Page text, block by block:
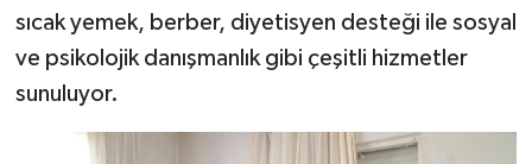
sıcak yemek, berber, diyetisyen desteği ile sosyal
ve psikolojik danışmanlık gibi çeşitli hizmetler
sunuluyor.